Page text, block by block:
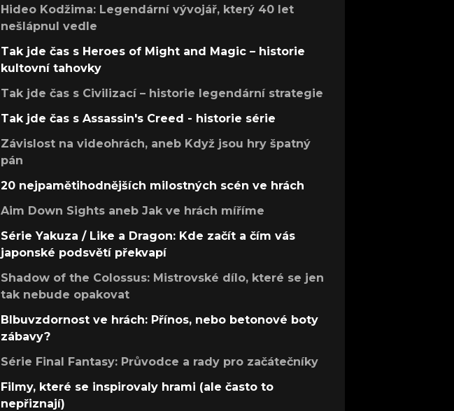
Hideo Kodžima: Legendární vývojář, který 40 let
nešlápnul vedle
Tak jde čas s Heroes of Might and Magic – historie
kultovní tahovky
Tak jde čas s Civilizací – historie legendární strategie
Tak jde čas s Assassin's Creed - historie série
Závislost na videohrách, aneb Když jsou hry špatný
pán
20 nejpamětihodnějších milostných scén ve hrách
Aim Down Sights aneb Jak ve hrách míříme
Série Yakuza / Like a Dragon: Kde začít a čím vás
japonské podsvětí překvapí
Shadow of the Colossus: Mistrovské dílo, které se jen
tak nebude opakovat
Blbuvzdornost ve hrách: Přínos, nebo betonové boty
zábavy?
Série Final Fantasy: Průvodce a rady pro začátečníky
Filmy, které se inspirovaly hrami (ale často to
nepřiznají)